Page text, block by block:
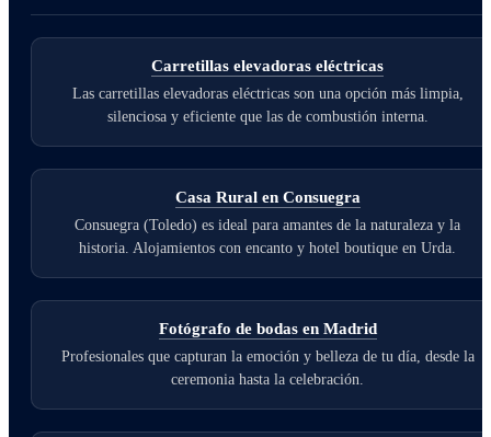
Carretillas elevadoras eléctricas
Las carretillas elevadoras eléctricas son una opción más limpia,
silenciosa y eficiente que las de combustión interna.
Casa Rural en Consuegra
Consuegra (Toledo) es ideal para amantes de la naturaleza y la
historia. Alojamientos con encanto y hotel boutique en Urda.
Fotógrafo de bodas en Madrid
Profesionales que capturan la emoción y belleza de tu día, desde la
ceremonia hasta la celebración.